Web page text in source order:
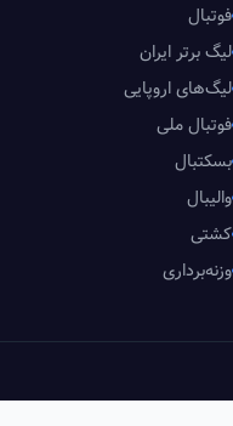
فوتبال
لیگ برتر ایران
لیگ‌های اروپایی
فوتبال ملی
بسکتبال
والیبال
کشتی
وزنه‌برداری